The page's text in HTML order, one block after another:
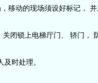
移动的现场须设好标记，
闭锁上电梯厅门、 轿门，
时处理。